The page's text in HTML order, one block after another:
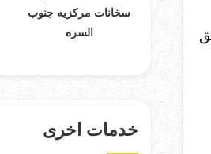
سخانات مركزيه جنوب
السره
خدمات اخرى